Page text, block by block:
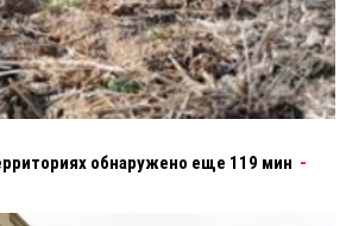
обнаружено еще 119 мин -